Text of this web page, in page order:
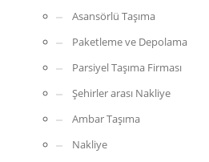
Asansörlü Taşıma
Paketleme ve Depolama
Parsiyel Taşıma Firması
Şehirler arası Nakliye
Ambar Taşıma
Nakliye